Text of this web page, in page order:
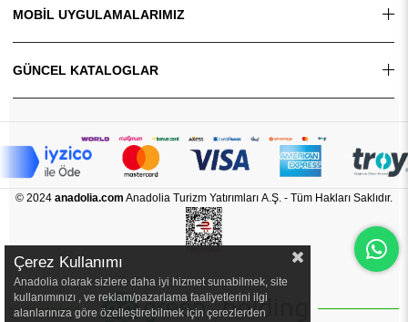
MOBİL UYGULAMALARIMIZ
GÜNCEL KATALOGLAR
© 2024 anadolia.com Anadolia Turizm Yatırımları A.Ş. - Tüm Hakları Saklıdır.
Çerez Kullanımı
Anadolia olarak sizlere daha iyi hizmet sunabilmek, site
kullanımınızı , ve reklam/pazarlama faaliyetlerini ilgi
alanlarınıza göre özelleştirebilmek için çerezlerden